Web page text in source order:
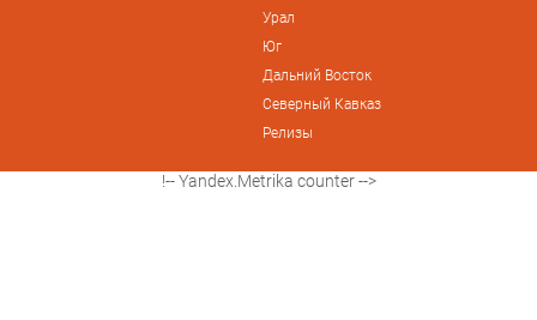
Урал
Юг
Дальний Восток
Северный Кавказ
Релизы
!-- Yandex.Metrika counter -->